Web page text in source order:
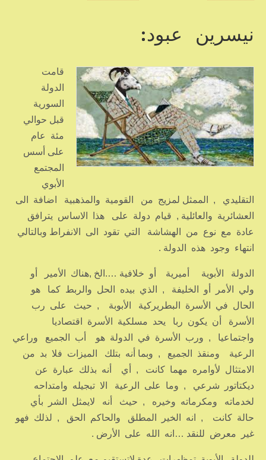
نيسرين عبود:
قامت
الدولة
السورية
قبل حوالي
مئة عام
على أسس
المجتمع
الأبوي
التقليدي , الممثل لمزيج من القومية والمذهبية اضافة الى
العشائرية والعائلية , قيام دولة على هذا الاساس يترافق
عادة مع نوع من الهشاشة التي تقود الى الانفراط وبالتالي
انتهاء وجود هذه الدولة .
الدولة الأبوية أميرية أو خلافية ….الخ ,هناك الأمير أو
ولي الأمر أو الخليفة , الذي بيده الحل والربط كما هو
الحال في الأسرة البطريركية الأبوبة , حيث على رب
الأسرة أن يكون ربا يحد مسلكية الأسرة اقتصاديا
واجتماعيا , ورب الأسرة في الدولة هو أب الجميع وراعي
الرعية ومنقذ الجميع , وبما أنه بتلك الميزات فلا بد من
الامتثال لأوامره مهما كانت , أي أنه بذلك عبارة عن
ديكتاتور شرعي , وما على الرعية الا تبجيله وامتداحه
لخدماته ومكرماته وخيره , حيث أنه لايمثل الشر بأي
حالة كانت , انه الخير المطلق والحاكم الحق , لذلك فهو
غير معرض للنقد …انه الله على الأرض .